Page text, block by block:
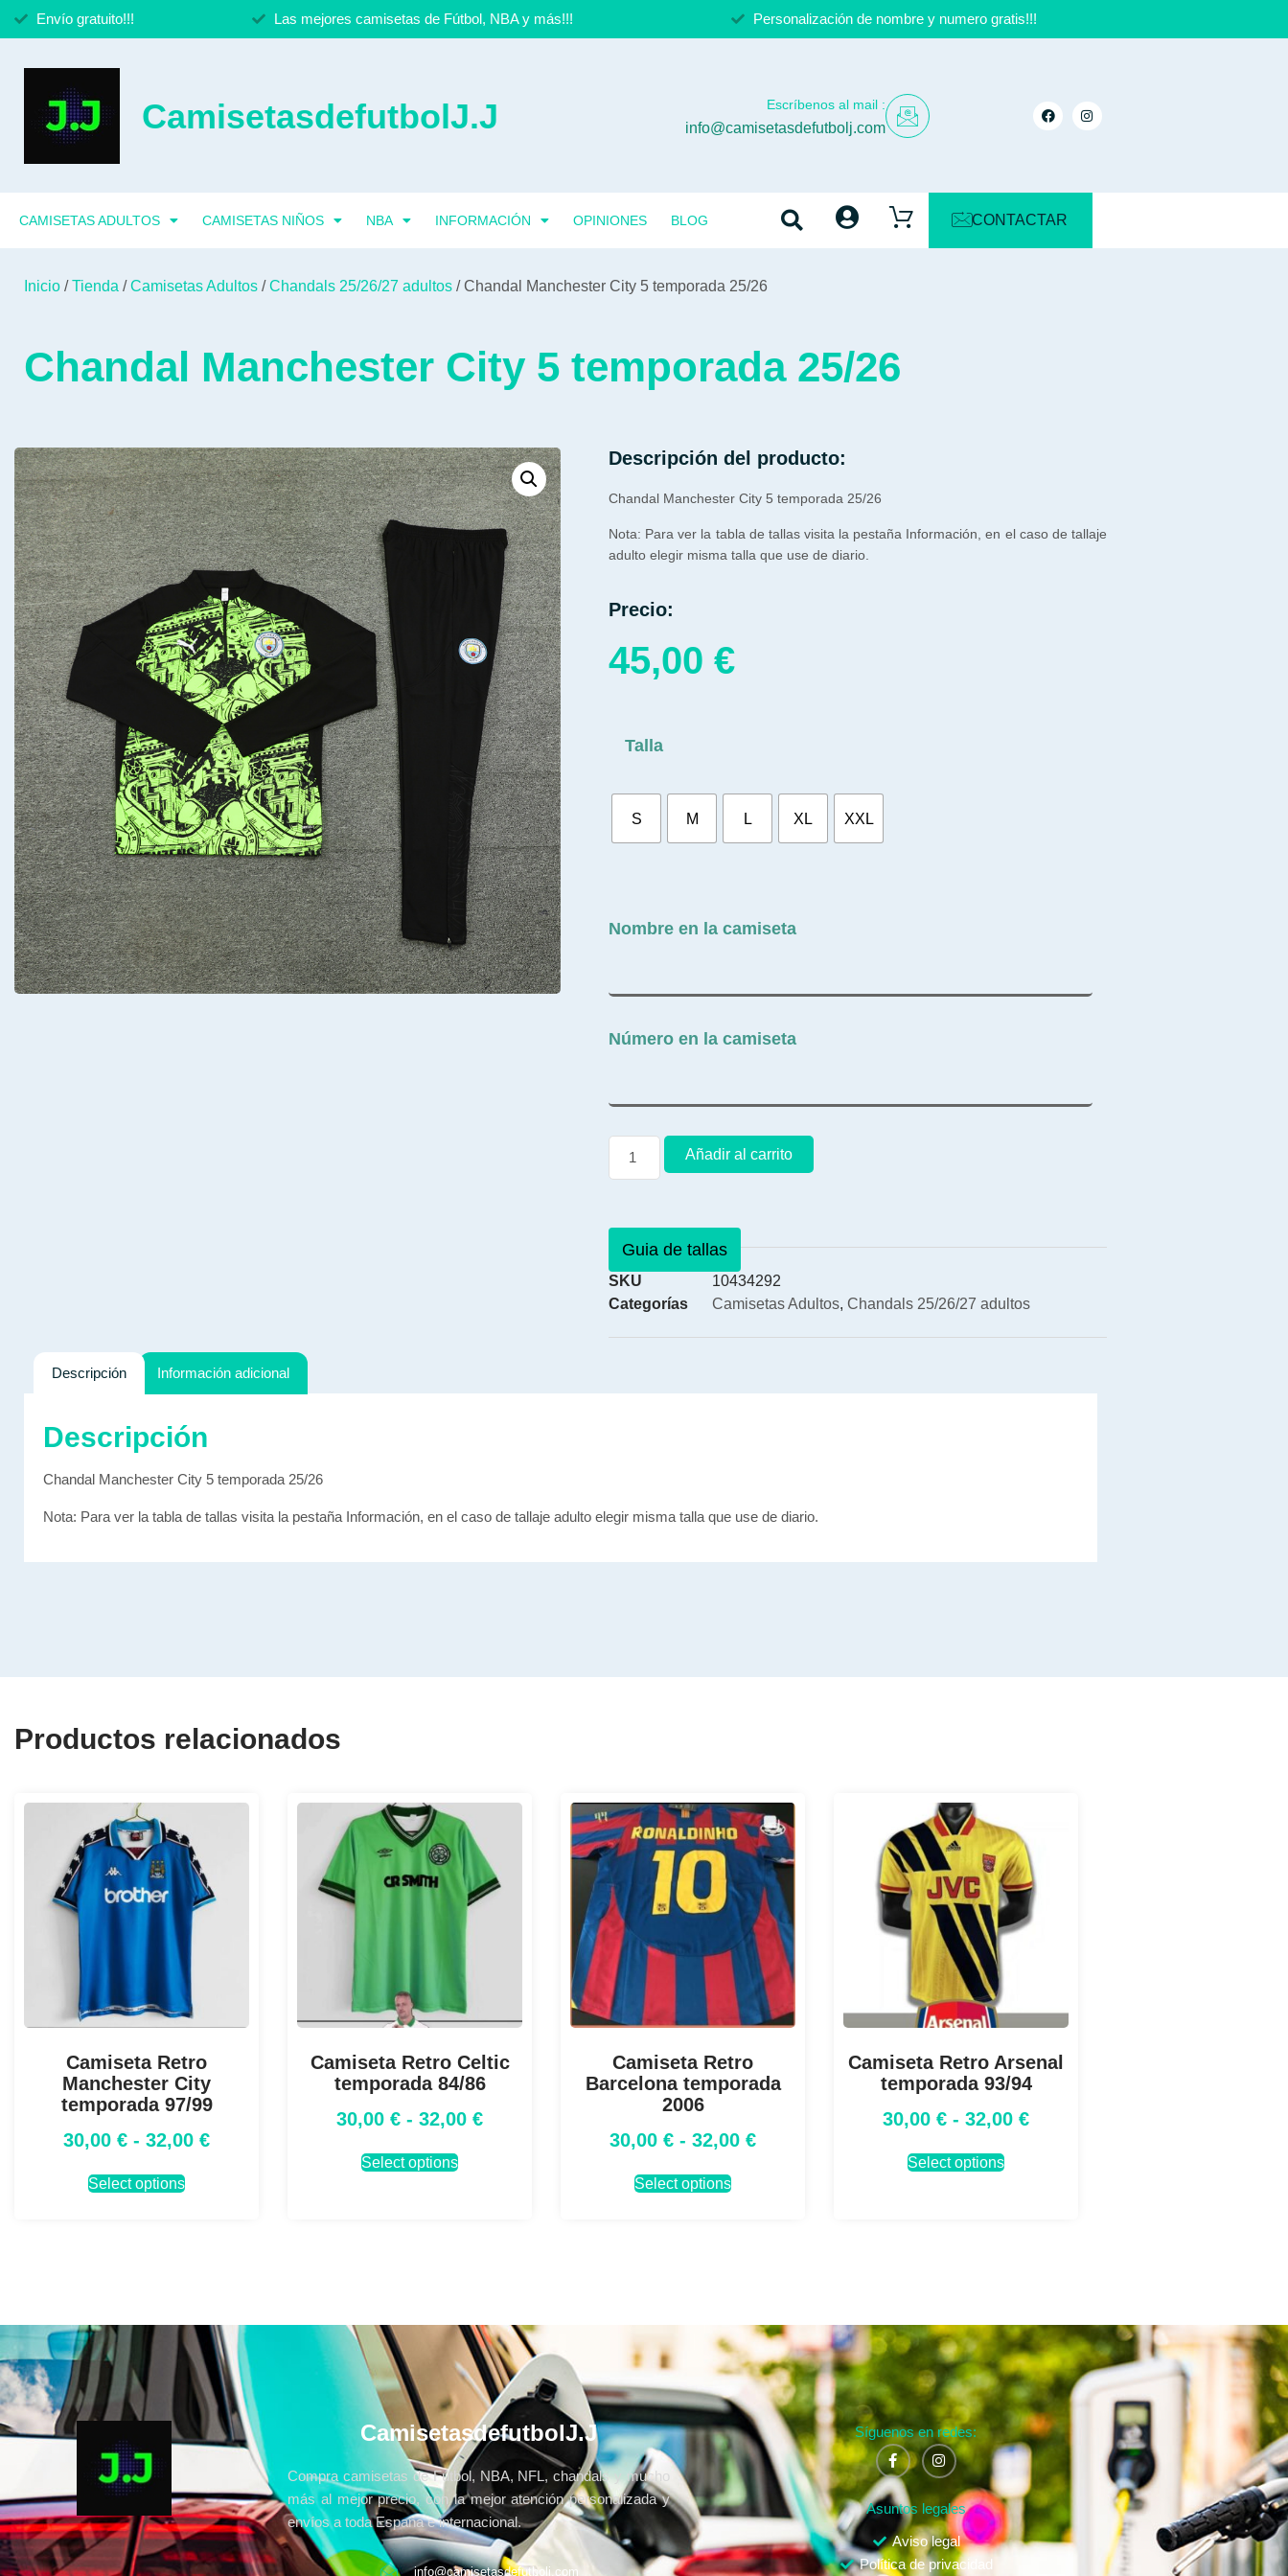
Envío gratuito!!! Las mejores camisetas de Fútbol, NBA y más!!! Personalización de nombre y numero gratis!!!
CamisetasdefutbolJ.J Escríbenos al mail :
info@camisetasdefutbolj.com
CAMISETAS ADULTOS CAMISETAS NIÑOS NBA INFORMACIÓN OPINIONES BLOG CONTACTAR
Inicio /Tienda /Camisetas Adultos /Chandals 25/26/27 adultos / Chandal Manchester City 5 temporada 25/26
Chandal Manchester City 5 temporada 25/26
Descripción del producto:
Chandal Manchester City 5 temporada 25/26
Nota: Para ver la tabla de tallas visita la pestaña Información, en el caso de tallaje
adulto elegir misma talla que use de diario.
Precio:
45,00 €
Talla
S M L XL XXL
Nombre en la camiseta
Número en la camiseta
Añadir al carrito
Guia de tallas
SKU
10434292
Categorías
Camisetas Adultos, Chandals 25/26/27 adultos
Descripción Información adicional
Descripción
Chandal Manchester City 5 temporada 25/26
Nota: Para ver la tabla de tallas visita la pestaña Información, en el caso de tallaje adulto elegir misma talla que use de diario.
Productos relacionados
Camiseta Retro
Manchester City
temporada 97/99
30,00 € - 32,00 €
Select options
Camiseta Retro Celtic
temporada 84/86
30,00 € - 32,00 €
Select options
Camiseta Retro
Barcelona temporada
2006
30,00 € - 32,00 €
Select options
Camiseta Retro Arsenal
temporada 93/94
30,00 € - 32,00 €
Select options
CamisetasdefutbolJ.J
Compra camisetas de Fútbol, NBA, NFL, chandals y mucho
más al mejor precio, con la mejor atención personalizada y
envíos a toda España e internacional.
info@camisetasdefutbolj.com
Síguenos en redes:
Asuntos legales
Aviso legal
Política de privacidad